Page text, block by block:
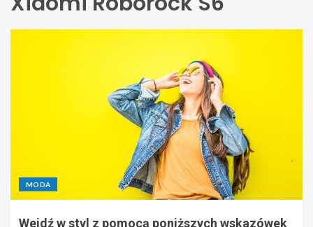
MODA
Wejdź w styl z pomocą poniższych wskazówek